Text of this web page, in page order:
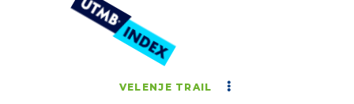
VELENJE TRAIL
REZULTATI
GALERIJA
KONTAKT